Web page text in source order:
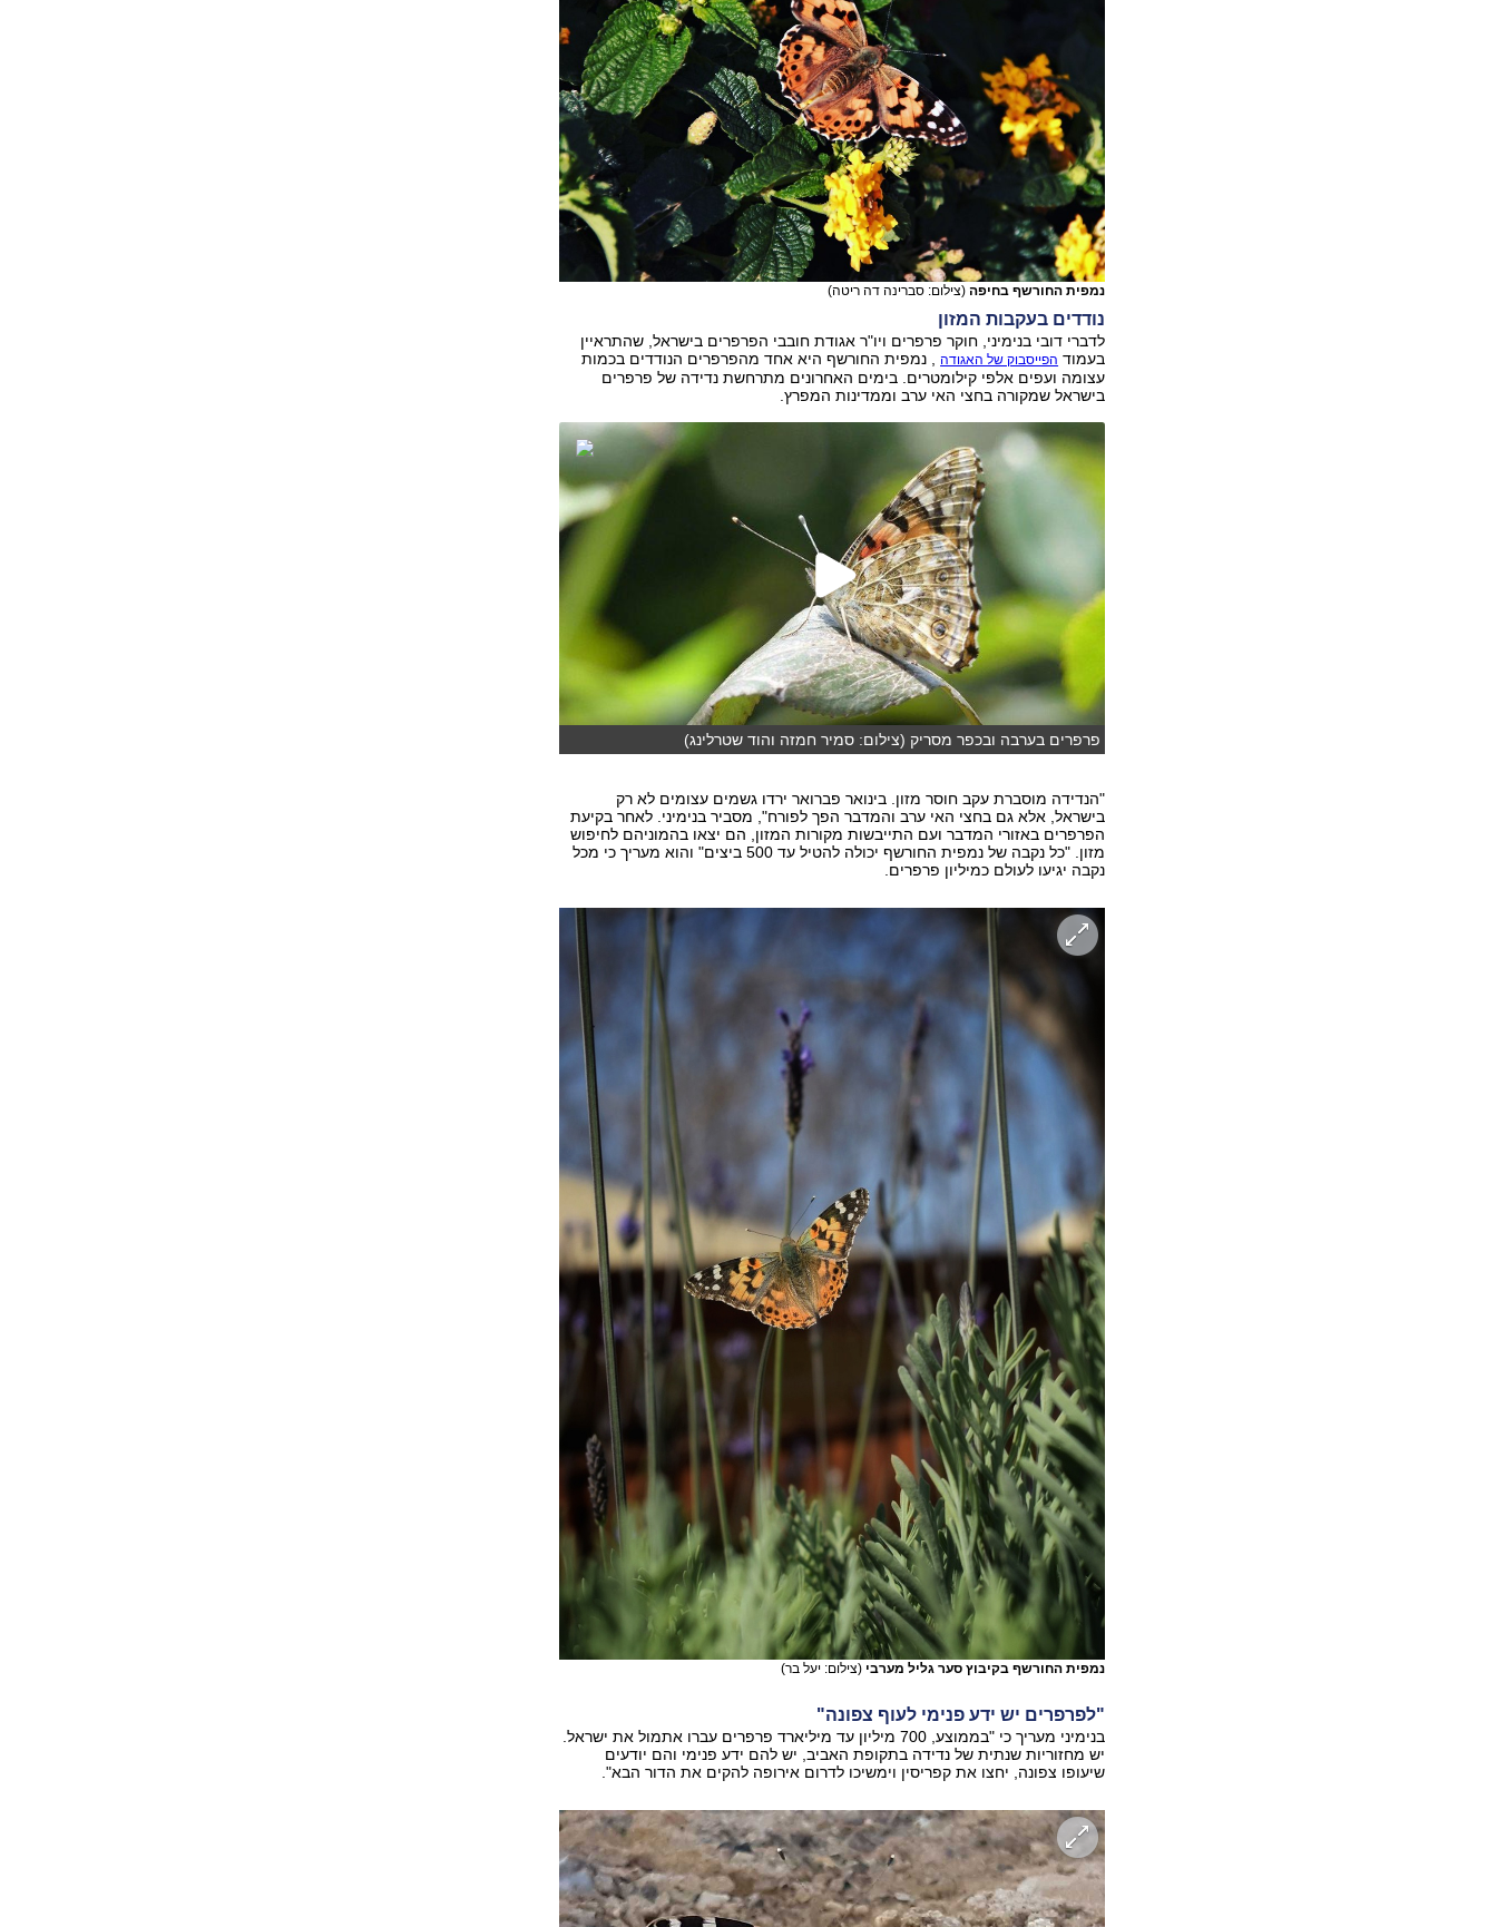
נמפית החורשף בחיפה (צילום: סברינה דה ריטה)
נודדים בעקבות המזון
לדברי דובי בנימיני, חוקר פרפרים ויו"ר אגודת חובבי הפרפרים בישראל, שהתראיין
בעמוד הפייסבוק של האגודה, נמפית החורשף היא אחד מהפרפרים הנודדים בכמות
עצומה ועפים אלפי קילומטרים. בימים האחרונים מתרחשת נדידה של פרפרים
בישראל שמקורה בחצי האי ערב וממדינות המפרץ.
פרפרים בערבה ובכפר מסריק (צילום: סמיר חמזה והוד שטרלינג)
"הנדידה מוסברת עקב חוסר מזון. בינואר פברואר ירדו גשמים עצומים לא רק
בישראל, אלא גם בחצי האי ערב והמדבר הפך לפורח", מסביר בנימיני. לאחר בקיעת
הפרפרים באזורי המדבר ועם התייבשות מקורות המזון, הם יצאו בהמוניהם לחיפוש
מזון. "כל נקבה של נמפית החורשף יכולה להטיל עד 500 ביצים" והוא מעריך כי מכל
נקבה יגיעו לעולם כמיליון פרפרים.
נמפית החורשף בקיבוץ סער גליל מערבי (צילום: יעל בר)
"לפרפרים יש ידע פנימי לעוף צפונה"
בנימיני מעריך כי "בממוצע, 700 מיליון עד מיליארד פרפרים עברו אתמול את ישראל.
יש מחזוריות שנתית של נדידה בתקופת האביב, יש להם ידע פנימי והם יודעים
שיעופו צפונה, יחצו את קפריסין וימשיכו לדרום אירופה להקים את הדור הבא".